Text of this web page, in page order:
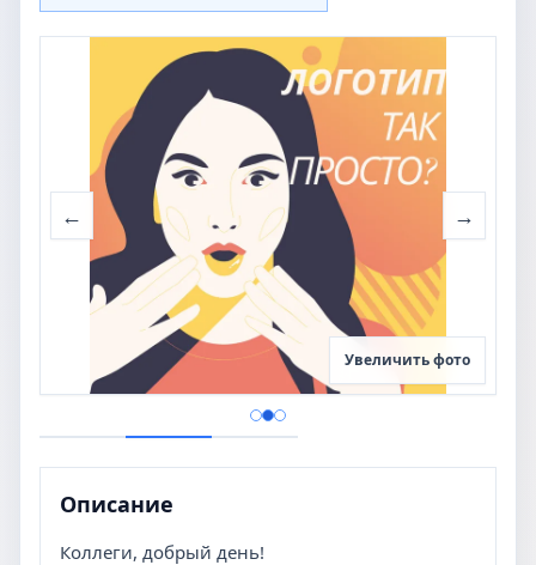
Увеличить фото
← →
Описание
Коллеги, добрый день!